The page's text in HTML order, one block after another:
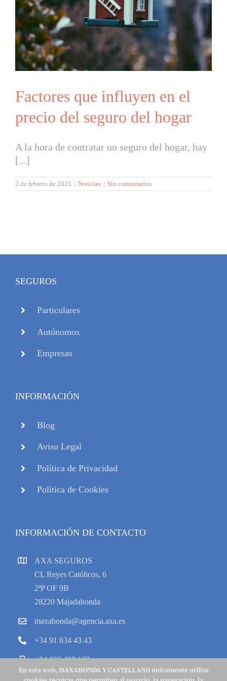
Factores que influyen en el
precio del seguro del hogar
A la hora de contratar un seguro del hogar, hay
[...]
2 de febrero de 2025 | Noticias | Sin comentarios
SEGUROS
Particulares
Autónomos
Empresas
INFORMACIÓN
Blog
Aviso Legal
Política de Privacidad
Política de Cookies
INFORMACIÓN DE CONTACTO
AXA SEGUROS
CL Reyes Católicos, 6
2ªP OF 9B
28220 Majadahonda
maxahonda@agencia.axa.es
+34 91 634 43 43
+34 606 469 133
En esta web, MAXAHONDA Y CASTELLANO únicamente utiliza